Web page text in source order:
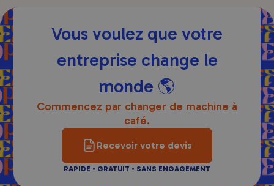
Vous voulez que votre
entreprise change le
monde 🌎
Commencez par changer de machine à
café.
Recevoir votre devis
RAPIDE • GRATUIT • SANS ENGAGEMENT